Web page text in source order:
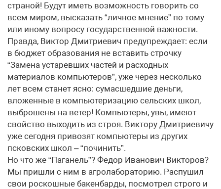
страной! Будут иметь возможность говорить со
всем миром, высказать “личное мнение” по тому
или иному вопросу государственной важности.
Правда, Виктор Дмитриевич предупреждает: если
в бюджет образования не вставить строчку
“Замена устаревших частей и расходных
материалов компьютеров”, уже через несколько
лет всем станет ясно: сумасшедшие деньги,
вложенные в компьютеризацию сельских школ,
выброшены на ветер! Компьютеры, увы, имеют
свойство выходить из строя. Виктору Дмитриевичу
уже сегодня привозят компьютеры из других
псковских школ – “починить”.
Но что же “Паганель”? Федор Иванович Викторов?
Мы пришли с ним в агролабораторию. Распушил
свои роскошные бакенбарды, посмотрел строго и